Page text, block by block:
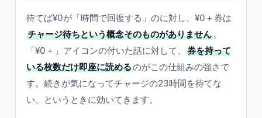
待てば¥0が「時間で回復する」のに対し、¥0＋券は
チャージ待ちという概念そのものがありません。
「¥0＋」アイコンの付いた話に対して、
券を持って
いる枚数だけ即座に読めるのがこの仕組みの強さで
す。続きが気になってチャージの23時間を待てな
い、というときに効いてきます。